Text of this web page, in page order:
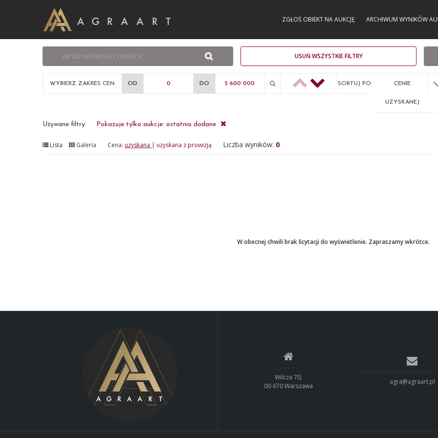
ZGŁOŚ OBIEKT NA AUKCJĘ ARCHIWUM WYNIKÓW
USUŃ WSZYSTKIE FILTRY
WYBIERZ ZAKRES CEN: OD DO SORTUJ PO: CENIE
UZYSKANEJ
Używane filtry: Pokazuje tylko aukcje: ostatnio dodane
Lista Galeria Cena: uzyskana | uzyskana z prowizją Liczba wyników: 0
W obecnej chwili brak licytacji do wyświetlenie. Zapraszamy wkrótce.
Wilcza 70,
00-670 Warszawa
agra@agraart.pl